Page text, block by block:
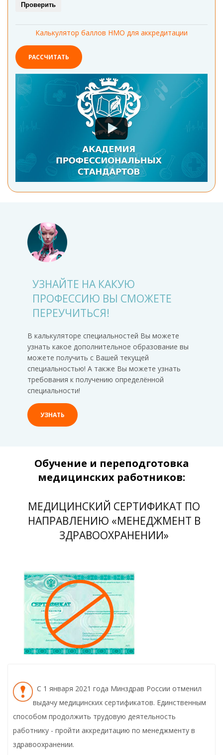
Проверить
Калькулятор баллов НМО для аккредитации
РАССЧИТАТЬ
УЗНАЙТЕ НА КАКУЮ
ПРОФЕССИЮ ВЫ СМОЖЕТЕ
ПЕРЕУЧИТЬСЯ!
В калькуляторе специальностей Вы можете
узнать какое дополнительное образование вы
можете получить с Вашей текущей
специальностью! А также Вы можете узнать
требования к получению определённой
специальности!
УЗНАТЬ
Обучение и переподготовка
медицинских работников:
МЕДИЦИНСКИЙ СЕРТИФИКАТ ПО
НАПРАВЛЕНИЮ «МЕНЕДЖМЕНТ В
ЗДРАВООХРАНЕНИИ»
С 1 января 2021 года Минздрав России отменил
выдачу медицинских сертификатов. Единственным
способом продолжить трудовую деятельность
работнику - пройти аккредитацию по менеджменту в
здравоохранении.